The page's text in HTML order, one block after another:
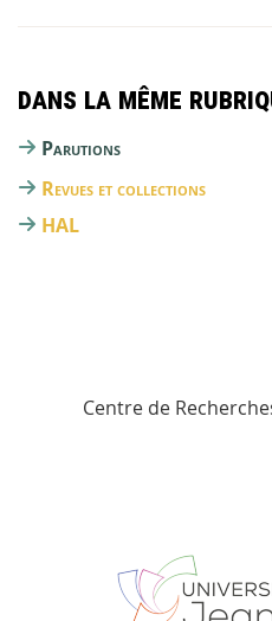
Dans la même
Parutions
Revues et collections
HAL
Centre de